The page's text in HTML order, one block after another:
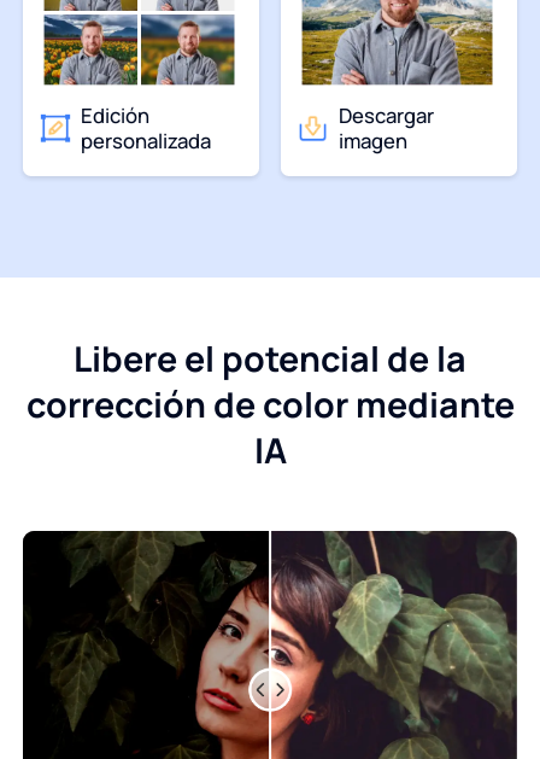
Edición
personalizada
Descargar
imagen
Libere el potencial de la
corrección de color mediante
IA